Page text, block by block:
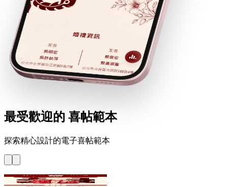
最受歡迎的 喜帖範本
探索精心設計的電子喜帖範本
雙喜 - 紅